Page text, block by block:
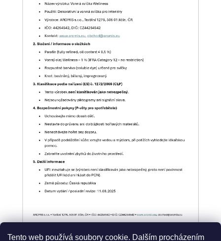
Tento web používá soubory cookie. Dalším procházením